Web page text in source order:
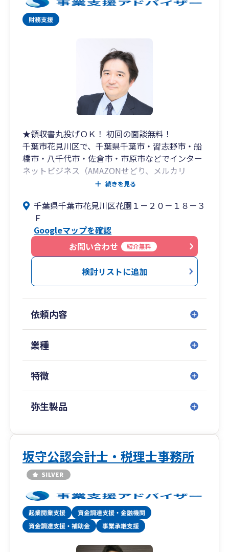
★領収書丸投げＯＫ！ 初回の面談無料！
千葉市花見川区で、千葉県千葉市・習志野市・船
橋市・八千代市・佐倉市・市原市などでインター
ネットビジネス（AMAZONせどり、メルカリ
等）、建設業、製造業、卸売・小売業が強みの公
税理士には守秘義務があります。安心してお問い
合わせください。
続きを見る
千葉県千葉市花見川区花園１－２０－１８－３
Ｆ
Googleマップを確認
お問い合わせ
紹介無料
検討リストに追加
依頼内容
業種
特徴
弥生製品
坂守公認会計士・税理士事務所